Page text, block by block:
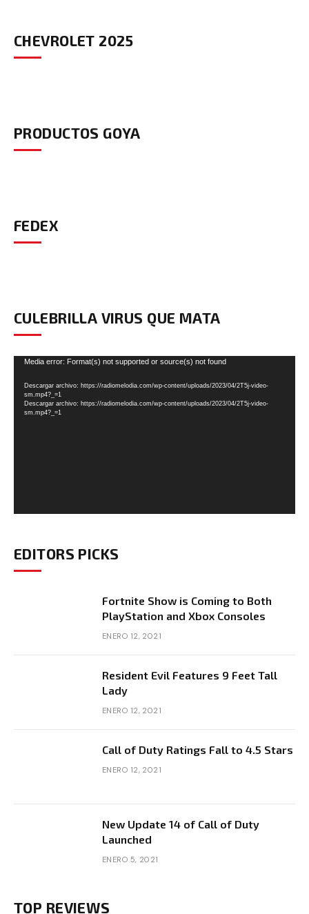
CHEVROLET 2025
PRODUCTOS GOYA
FEDEX
CULEBRILLA VIRUS QUE MATA
Reproductor
vídeo
Media error: Format(s) not supported or source(s) not found
Descargar archivo: https://radiomelodia.com/wp-content/uploads/2023/04/2T5j-video-
sm.mp4?_=1
Descargar archivo: https://radiomelodia.com/wp-content/uploads/2023/04/2T5j-video-
sm.mp4?_=1
EDITORS PICKS
Fortnite Show is Coming to Both
PlayStation and Xbox Consoles
ENERO 12, 2021
Resident Evil Features 9 Feet Tall
Lady
ENERO 12, 2021
Call of Duty Ratings Fall to 4.5 Stars
ENERO 12, 2021
New Update 14 of Call of Duty
Launched
ENERO 5, 2021
TOP REVIEWS